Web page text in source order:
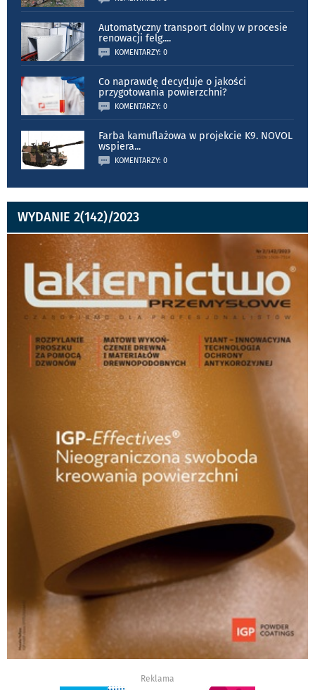
Automatyczny transport dolny w procesie
renowacji felg....
KOMENTARZY: 0
Co naprawdę decyduje o jakości
przygotowania powierzchni?
KOMENTARZY: 0
Farba kamuflażowa w projekcie K9. NOVOL
wspiera...
KOMENTARZY: 0
WYDANIE 2(142)/2023
Reklama